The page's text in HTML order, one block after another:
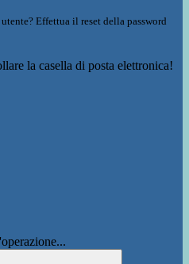
Effettua il reset della password
la casella di posta elettronica!